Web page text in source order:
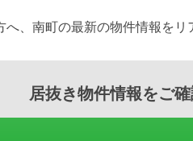
、南町の最新の物件情報をリ
居抜き物件情報をご